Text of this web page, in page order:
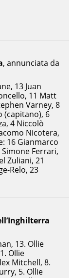
, 13. Ollie
Ollie
Mitchell, 8.
, 5. Ollie
, annunciata da
, 13 Juan
, 11 Matt
Varney, 8
(capitano), 6
, 4 Niccolò
Nicotera,
16 Gianmarco
Simone Ferrari,
Zuliani, 21
Relo, 23